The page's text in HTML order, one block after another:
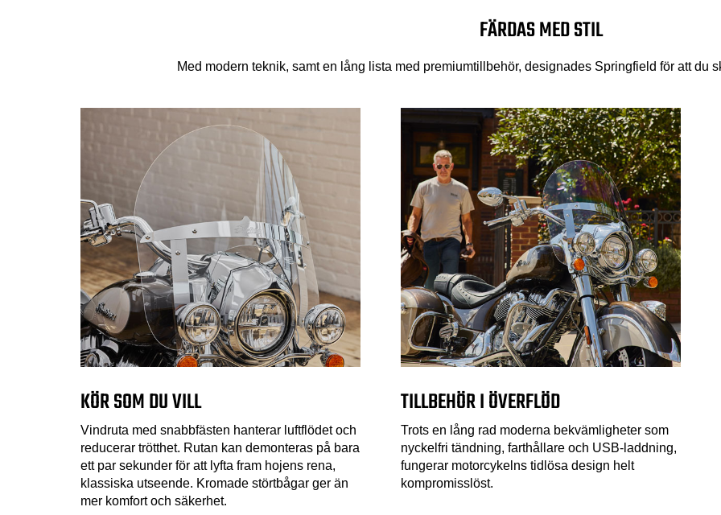
FÄRDAS MED STIL
Med modern teknik, samt en lång lista med premiumtillbehör, designades Springfield för att du
KÖR SOM DU VILL
Vindruta med snabbfästen hanterar luftflödet och
reducerar trötthet. Rutan kan demonteras på bara
ett par sekunder för att lyfta fram hojens rena,
klassiska utseende. Kromade störtbågar ger än
mer komfort och säkerhet.
TILLBEHÖR I ÖVERFLÖD
Trots en lång rad moderna bekvämligheter som
nyckelfri tändning, farthållare och USB-laddning,
fungerar motorcykelns tidlösa design helt
kompromisslöst.